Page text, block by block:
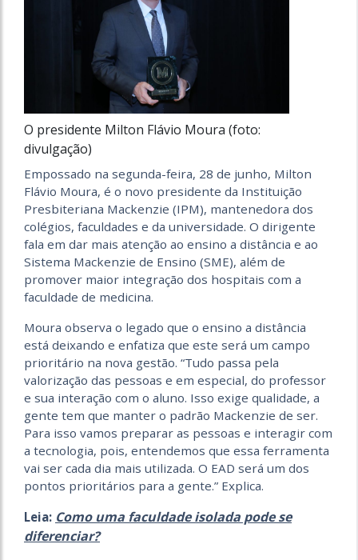
O presidente Milton Flávio Moura (foto:
divulgação)
Empossado na segunda-feira, 28 de junho, Milton
Flávio Moura, é o novo presidente da Instituição
Presbiteriana Mackenzie (IPM), mantenedora dos
colégios, faculdades e da universidade. O dirigente
fala em dar mais atenção ao ensino a distância e ao
Sistema Mackenzie de Ensino (SME), além de
promover maior integração dos hospitais com a
faculdade de medicina.
Moura observa o legado que o ensino a distância
está deixando e enfatiza que este será um campo
prioritário na nova gestão. “Tudo passa pela
valorização das pessoas e em especial, do professor
e sua interação com o aluno. Isso exige qualidade, a
gente tem que manter o padrão Mackenzie de ser.
Para isso vamos preparar as pessoas e interagir com
a tecnologia, pois, entendemos que essa ferramenta
vai ser cada dia mais utilizada. O EAD será um dos
pontos prioritários para a gente.” Explica.
Leia: Como uma faculdade isolada pode se
diferenciar?